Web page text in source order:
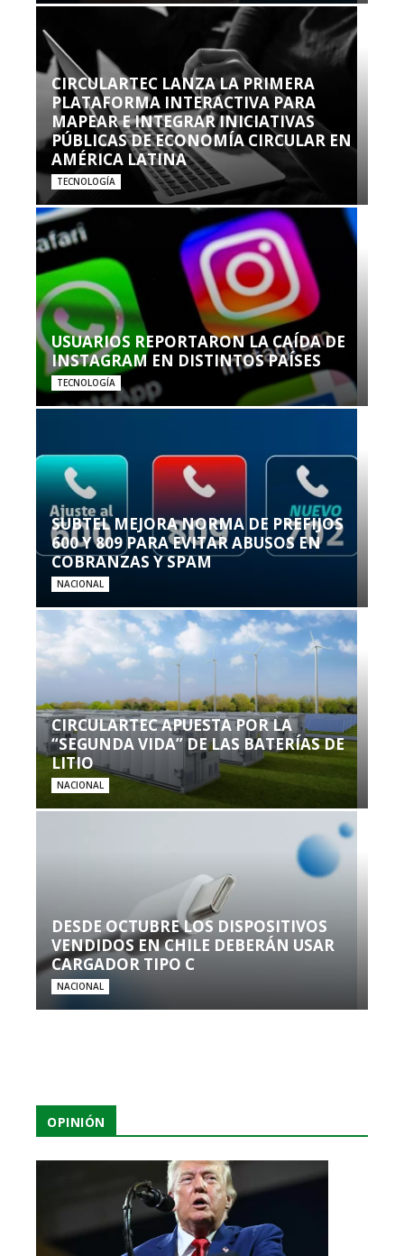
CIRCULARTEC LANZA LA PRIMERA
PLATAFORMA INTERACTIVA PARA
MAPEAR E INTEGRAR INICIATIVAS
PÚBLICAS DE ECONOMÍA CIRCULAR EN
AMÉRICA LATINA
TECNOLOGÍA
USUARIOS REPORTARON LA CAÍDA DE
INSTAGRAM EN DISTINTOS PAÍSES
TECNOLOGÍA
SUBTEL MEJORA NORMA DE PREFIJOS
600 Y 809 PARA EVITAR ABUSOS EN
COBRANZAS Y SPAM
NACIONAL
CIRCULARTEC APUESTA POR LA
“SEGUNDA VIDA” DE LAS BATERÍAS DE
LITIO
NACIONAL
DESDE OCTUBRE LOS DISPOSITIVOS
VENDIDOS EN CHILE DEBERÁN USAR
CARGADOR TIPO C
NACIONAL
OPINIÓN